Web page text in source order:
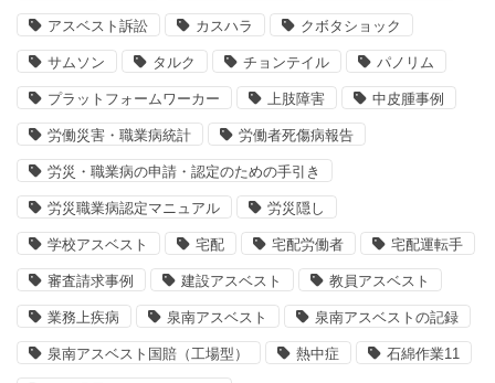
アスベスト訴訟 カスハラ クボタショック
サムソン タルク チョンテイル パノリム
プラットフォームワーカー 上肢障害 中皮腫事例
労働災害・職業病統計 労働者死傷病報告
労災・職業病の申請・認定のための手引き
労災職業病認定マニュアル 労災隠し
学校アスベスト 宅配 宅配労働者 宅配運転手
審査請求事例 建設アスベスト 教員アスベスト
業務上疾病 泉南アスベスト 泉南アスベストの記録
泉南アスベスト国賠（工場型） 熱中症 石綿作業11